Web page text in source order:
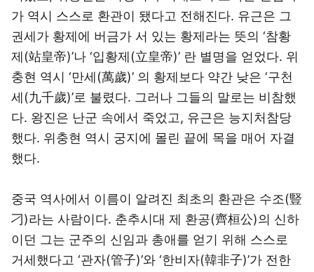
가 역시 스스로 환관이 됐다고 전해진다. 유근은 그
권세가 황제에 버금가 서 있는 황제라는 뜻의 ‘참황
제(站皇帝)’나 ‘입황제(立皇帝)’ 란 별명을 얻었다. 위
충현 역시 ‘만세(萬歲)’ 의 황제보다 약간 낮은 ‘구천
세(九千歲)’로 불렸다. 그러나 그들의 말로는 비참했
다. 왕진은 난군 속에서 죽었고, 유근은 능지처참당
했다. 위충현 역시 궁지에 몰린 끝에 목을 매어 자결
했다.
중국 역사에서 이름이 알려진 최초의 환관은 수조(豎
刁)라는 사람이다. 춘추시대 제 환공(齊桓公)의 신하
이던 그는 군주의 신임과 총애를 얻기 위해 스스로
거세했다고 ‘관자(管子)’와 ‘한비자(韓非子)’가 전한